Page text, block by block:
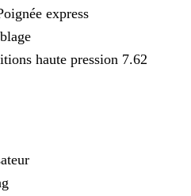
express
haute pression 7.62